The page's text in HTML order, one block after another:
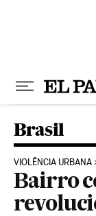
Brasil
VIOLÊNCIA URBANA
Bairro